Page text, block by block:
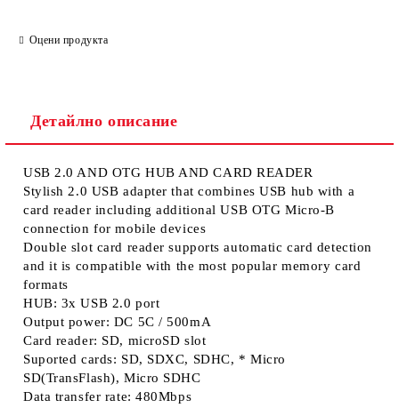
Оцени продукта
Детайлно описание
USB 2.0 AND OTG HUB AND CARD READER
Stylish 2.0 USB adapter that combines USB hub with a
card reader including additional USB OTG Micro-B
connection for mobile devices
Double slot card reader supports automatic card detection
and it is compatible with the most popular memory card
formats
HUB: 3x USB 2.0 port
Output power: DC 5C / 500mA
Card reader: SD, microSD slot
Suported cards: SD, SDXC, SDHC, * Micro
SD(TransFlash), Micro SDHC
Data transfer rate: 480Mbps